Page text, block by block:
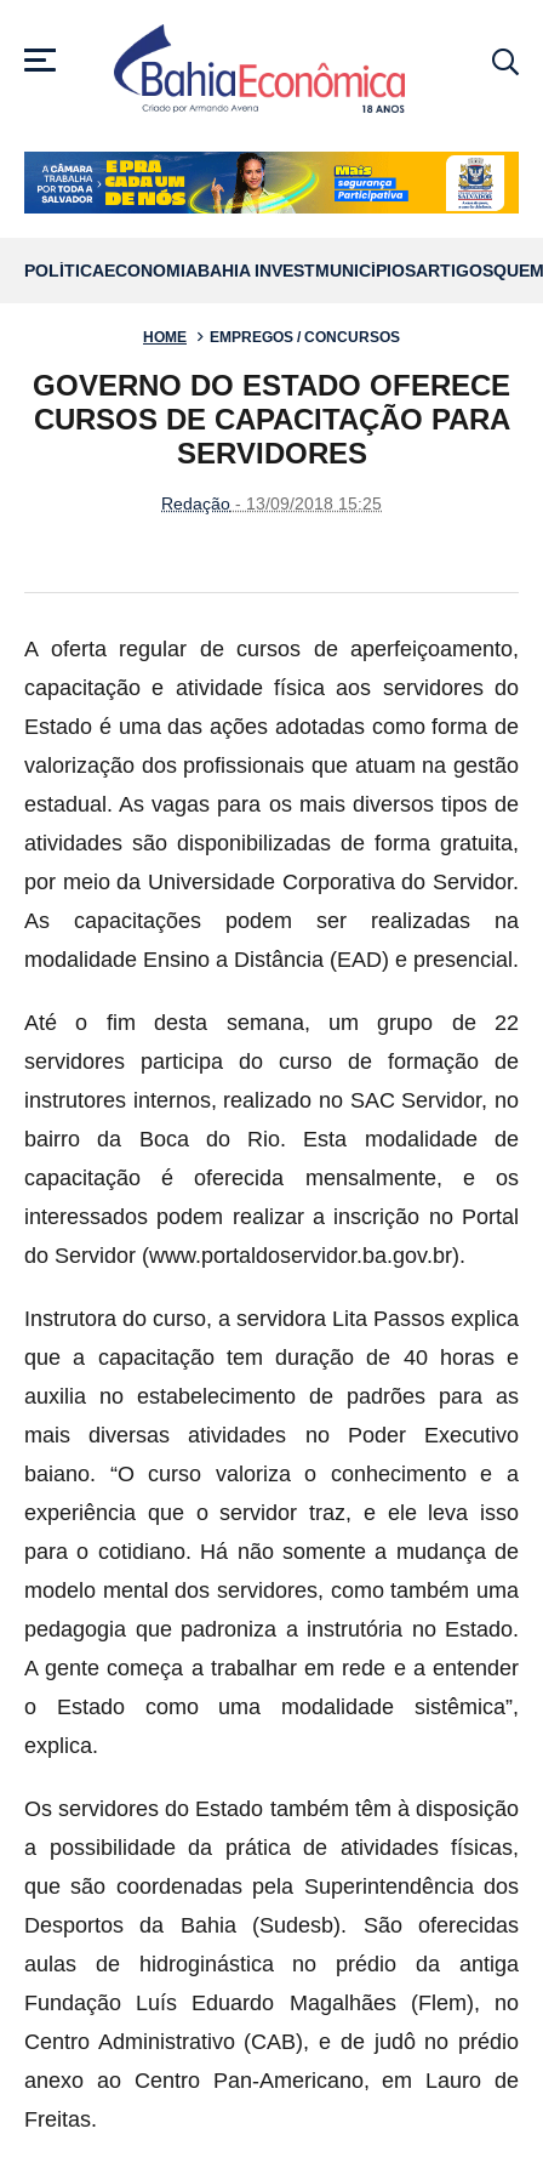
MENU
POLÍTICAECONOMIABAHIA INVESTMUNICÍPIOSARTIGOS
HOME EMPREGOS / CONCURSOS
GOVERNO DO ESTADO OFERECE
CURSOS DE CAPACITAÇÃO PARA
SERVIDORES
Redação - 13/09/2018 15:25
A oferta regular de cursos de aperfeiçoamento,
capacitação e atividade física aos servidores do
Estado é uma das ações adotadas como forma de
valorização dos profissionais que atuam na gestão
estadual. As vagas para os mais diversos tipos de
atividades são disponibilizadas de forma gratuita,
por meio da Universidade Corporativa do Servidor.
As capacitações podem ser realizadas na
modalidade Ensino a Distância (EAD) e presencial.
Até o fim desta semana, um grupo de 22
servidores participa do curso de formação de
instrutores internos, realizado no SAC Servidor, no
bairro da Boca do Rio. Esta modalidade de
capacitação é oferecida mensalmente, e os
interessados podem realizar a inscrição no Portal
do Servidor (www.portaldoservidor.ba.gov.br).
Instrutora do curso, a servidora Lita Passos explica
que a capacitação tem duração de 40 horas e
auxilia no estabelecimento de padrões para as
mais diversas atividades no Poder Executivo
baiano. “O curso valoriza o conhecimento e a
experiência que o servidor traz, e ele leva isso
para o cotidiano. Há não somente a mudança de
modelo mental dos servidores, como também uma
pedagogia que padroniza a instrutória no Estado.
A gente começa a trabalhar em rede e a entender
o Estado como uma modalidade sistêmica”,
explica.
Os servidores do Estado também têm à disposição
a possibilidade da prática de atividades físicas,
que são coordenadas pela Superintendência dos
Desportos da Bahia (Sudesb). São oferecidas
aulas de hidroginástica no prédio da antiga
Fundação Luís Eduardo Magalhães (Flem), no
Centro Administrativo (CAB), e de judô no prédio
anexo ao Centro Pan-Americano, em Lauro de
Freitas.